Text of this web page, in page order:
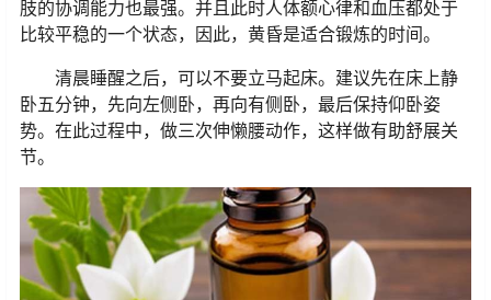
肢的协调能力也最强。并且此时人体额心律和血压都处于
比较平稳的一个状态，因此，黄昏是适合锻炼的时间。
清晨睡醒之后，可以不要立马起床。建议先在床上静
卧五分钟，先向左侧卧，再向有侧卧，最后保持仰卧姿
势。在此过程中，做三次伸懒腰动作，这样做有助舒展关
节。